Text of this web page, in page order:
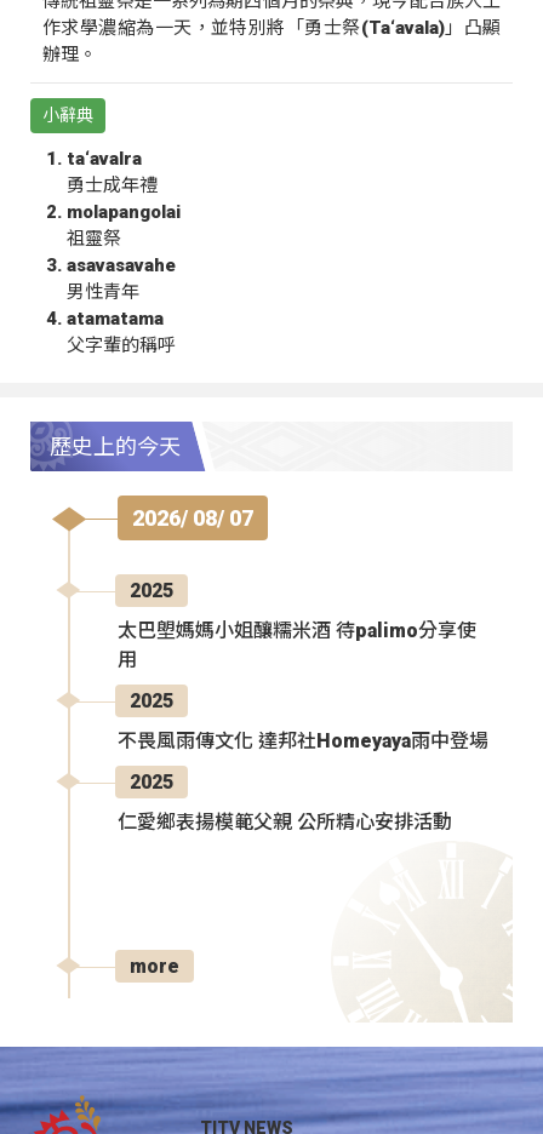
作求學濃縮為一天，並特別將「勇士祭(Ta‘avala)」凸顯
辦理。
小辭典
ta‘avalra
勇士成年禮
molapangolai
祖靈祭
asavasavahe
男性青年
atamatama
父字輩的稱呼
歷史上的今天
2026/ 08/ 07
2025
太巴塱媽媽小姐釀糯米酒 待palimo分享使
用
2025
不畏風雨傳文化 達邦社Homeyaya雨中登場
2025
仁愛鄉表揚模範父親 公所精心安排活動
more
TITV NEWS